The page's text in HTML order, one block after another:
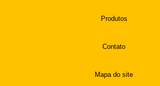
Produtos
Contato
Mapa do site